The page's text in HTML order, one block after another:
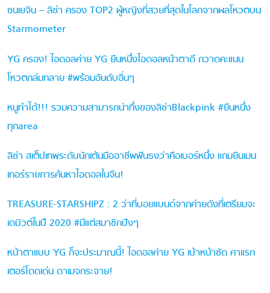
ซนเยจิน – ลิซ่า ครอง TOP2 ผู้หญิงที่สวยที่สุดในโลกจากผลโหวตบน
Starmometer
YG ครอง! ไอดอลค่าย YG ยืนหนึ่งไอดอลหน้าตาดี กวาดคะแนน
โหวตถล่มทลาย #พร้อมอันดับอื่นๆ
หนูทำได้!!! รวมความสามารถน่าทึ่งของลิซ่าBlackpink #ยืนหนึ่ง
ทุกarea
ลิซ่า สเต็ปเทพระดับนักเต้นมืออาชีพฟันธงว่าคือเบอร์หนึ่ง แถมยืนเมน
เทอร์รายการค้นหาไอดอลในจีน!
TREASURE-STARSHIPZ : 2 ว่าที่บอยแบนด์จากค่ายดังที่เตรียมจะ
เดบิวต์ในปี 2020 #มีแต่สมาชิกปังๆ
หน้าตาแบบ YG ก็จะประมาณนี้! ไอดอลค่าย YG เบ้าหน้าชัด คาแรก
เตอร์โดดเด่น ดาเมจกระจาย!